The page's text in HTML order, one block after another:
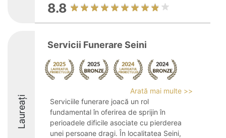
8.8
Laureați
Servicii Funerare Seini
Arată mai multe >>
Serviciile funerare joacă un rol
fundamental în oferirea de sprijin în
perioadele dificile asociate cu pierderea
unei persoane dragi. În localitatea Seini,